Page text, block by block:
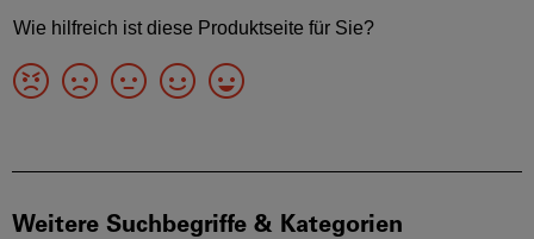
Weitere Suchbegriffe & Kategorien